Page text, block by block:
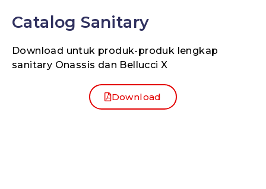
Catalog Sanitary
Download untuk produk-produk lengkap
sanitary Onassis dan Bellucci X
Download